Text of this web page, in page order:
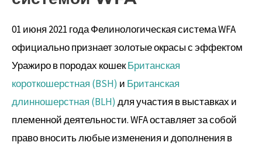
01 июня 2021 года Фелинологическая система WFA
официально признает золотые окрасы с эффектом
Уражиро в породах кошекБританская
короткошерстная (BSH) и Британская
длинношерстная (BLH) для участия в выставках и
племенной деятельности. WFA оставляет за собой
право вносить любые изменения и дополнения в